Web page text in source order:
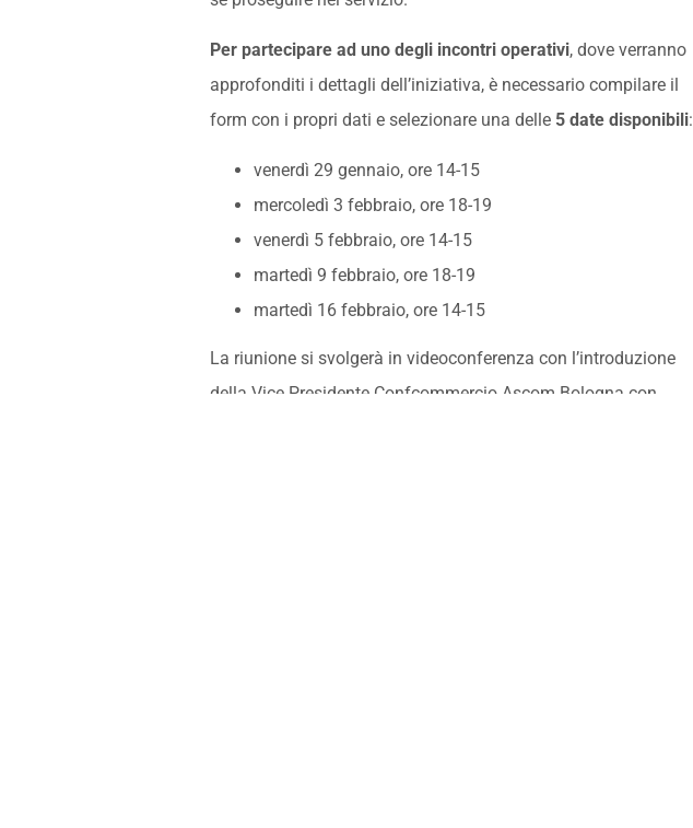
Per partecipare ad uno degli incontri operativi, dove verranno
approfonditi i dettagli dell’iniziativa, è necessario compilare il
form con i propri dati e selezionare una delle 5 date disponibili:
venerdì 29 gennaio, ore 14-15
mercoledì 3 febbraio, ore 18-19
venerdì 5 febbraio, ore 14-15
martedì 9 febbraio, ore 18-19
martedì 16 febbraio, ore 14-15
La riunione si svolgerà in videoconferenza con l’introduzione
della Vice Presidente Confcommercio Ascom Bologna con